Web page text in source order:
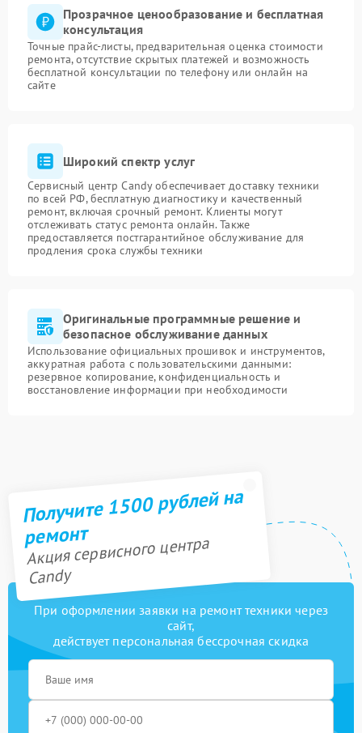
Прозрачное ценообразование и бесплатная
консультация
Точные прайс-листы, предварительная оценка стоимости
ремонта, отсутствие скрытых платежей и возможность
бесплатной консультации по телефону или онлайн на
сайте
Широкий спектр услуг
Сервисный центр Candy обеспечивает доставку техники
по всей РФ, бесплатную диагностику и качественный
ремонт, включая срочный ремонт. Клиенты могут
отслеживать статус ремонта онлайн. Также
предоставляется постгарантийное обслуживание для
продления срока службы техники
Оригинальные программные решение и
безопасное обслуживание данных
Использование официальных прошивок и инструментов,
аккуратная работа с пользовательскими данными:
резервное копирование, конфиденциальность и
восстановление информации при необходимости
Получите 1500 рублей на
ремонт
Акция сервисного центра
Candy
При оформлении заявки на ремонт техники через
сайт,
действует персональная бессрочная скидка